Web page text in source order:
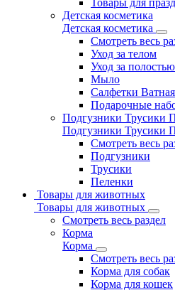
Товары для
Детская косметика
Детская косметика
Смотреть весь
Уход за телом
Уход за
Мыло
Салфетки
Подарочные
Подгузники Трусики
Подгузники Трусики
Смотреть весь
Подгузники
Трусики
Пеленки
Товары для животных
Товары для животных
Смотреть весь раздел
Корма
Корма
Смотреть весь
Корма для собак
Корма для кошек